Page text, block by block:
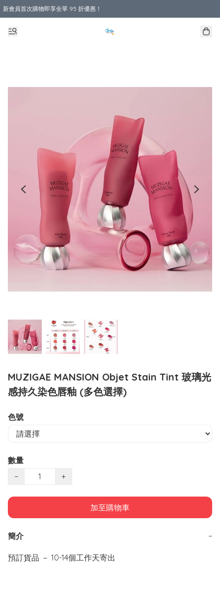
新會員首次購物即享全單 95 折優惠！
購物滿 HKD 800.00即享免運費優惠！（適用於 本地送貨、本地取貨 )
MUZIGAE MANSION Objet Stain Tint 玻璃光
感持久染色唇釉 (多色選擇)
色號
數量
−
+
加至購物車
簡介 −